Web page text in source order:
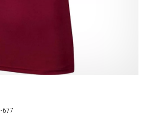
677